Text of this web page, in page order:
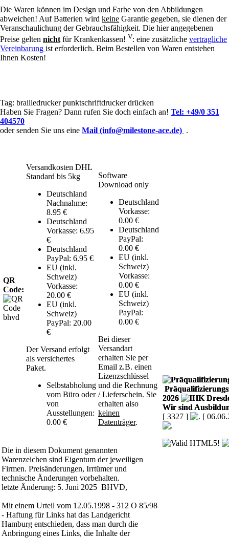
Die Waren können im Design und Farbe von den Abbildungen
abweichen! Auf Batterien wird keine Garantie gegeben, sie dienen der
Veranschaulichung der Gebrauchsfähigkeit. Die hier angegebenen
Preise gelten nicht für Krankenkassen! V: eine zusätzliche vertragliche
Vereinbarung ist erforderlich. Beim Bestellen von Waren entstehen
Ihnen Kosten!
Tag: brailledruckerpunktschriftdruckerdrücken
Haben Sie Fragen? Dann rufen Sie doch einfach an! Tel: +49/0 351
404570
oder senden Sie uns eine Mail (info@milestone-ace.de) .
QR
Code:
Versandkosten DHL
Standard bis 5kg
Deutschland
Nachnahme:
8.95 €
Deutschland
Vorkasse: 6.95
€
Deutschland
PayPal: 6.95 €
EU (inkl.
Schweiz)
Vorkasse:
20.00 €
EU (inkl.
Schweiz)
PayPal: 20.00
€
Der Versand erfolgt
als versichertes
Paket.
Selbstabholung
vom Büro oder
von
Ausstellungen:
0.00 €
Software
Download only
Deutschland
Vorkasse:
0.00 €
Deutschland
PayPal:
0.00 €
EU (inkl.
Schweiz)
Vorkasse:
0.00 €
EU (inkl.
Schweiz)
PayPal:
0.00 €
Bei dieser
Versandart
erhalten Sie per
Email z.B. einen
Lizenzschlüssel
und die Rechnung
/ Lieferschein. Sie
erhalten also
keinen
Datenträger.
Die in diesem Dokument genannten
Warenzeichen sind Eigentum der jeweiligen
Firmen. Preisänderungen, Irrtümer und
technische Änderungen vorbehalten.
letzte Änderung: 5. Juni 2025 BHVD,
Mit einem Urteil vom 12.05.1998 - 312 O 85/98
- Haftung für Links hat das Landgericht
Hamburg entschieden, dass man durch die
Anbringung eines Links, die Inhalte der
2026
Wir sind
[ 3327 ]
[